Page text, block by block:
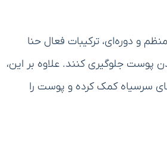
و دوره‌ای، ترکیبات فعال حنا
پوست جلوگیری کنند. علاوه بر این،
سرسیاه کمک کرده و پوست را